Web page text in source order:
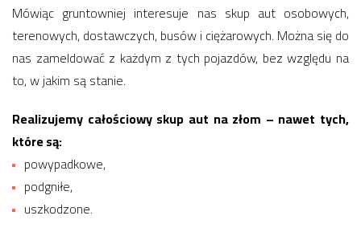
Mówiąc gruntowniej interesuje nas skup aut osobowych,
terenowych, dostawczych, busów i ciężarowych. Można się do
nas zameldować z każdym z tych pojazdów, bez względu na
to, w jakim są stanie.
Realizujemy całościowy skup aut na złom – nawet tych,
które są:
powypadkowe,
podgniłe,
uszkodzone.